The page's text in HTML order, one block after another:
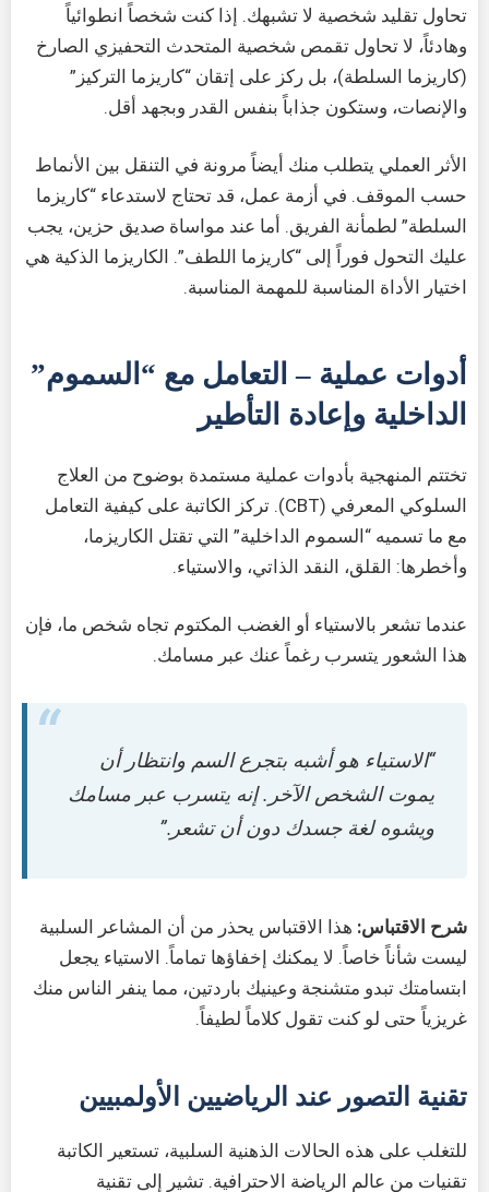
تحاول تقليد شخصية لا تشبهك. إذا كنت شخصاً انطوائياً
وهادئاً، لا تحاول تقمص شخصية المتحدث التحفيزي الصارخ
(كاريزما السلطة)، بل ركز على إتقان “كاريزما التركيز”
والإنصات، وستكون جذاباً بنفس القدر وبجهد أقل.
الأثر العملي يتطلب منك أيضاً مرونة في التنقل بين الأنماط
حسب الموقف. في أزمة عمل، قد تحتاج لاستدعاء “كاريزما
السلطة” لطمأنة الفريق. أما عند مواساة صديق حزين، يجب
عليك التحول فوراً إلى “كاريزما اللطف”. الكاريزما الذكية هي
اختيار الأداة المناسبة للمهمة المناسبة.
أدوات عملية – التعامل مع “السموم”
الداخلية وإعادة التأطير
تختتم المنهجية بأدوات عملية مستمدة بوضوح من العلاج
السلوكي المعرفي (CBT). تركز الكاتبة على كيفية التعامل
مع ما تسميه “السموم الداخلية” التي تقتل الكاريزما،
وأخطرها: القلق، النقد الذاتي، والاستياء.
عندما تشعر بالاستياء أو الغضب المكتوم تجاه شخص ما، فإن
هذا الشعور يتسرب رغماً عنك عبر مسامك.
“الاستياء هو أشبه بتجرع السم وانتظار أن
يموت الشخص الآخر. إنه يتسرب عبر مسامك
ويشوه لغة جسدك دون أن تشعر.”
شرح الاقتباس: هذا الاقتباس يحذر من أن المشاعر السلبية
ليست شأناً خاصاً. لا يمكنك إخفاؤها تماماً. الاستياء يجعل
ابتسامتك تبدو متشنجة وعينيك باردتين، مما ينفر الناس منك
غريزياً حتى لو كنت تقول كلاماً لطيفاً.
تقنية التصور عند الرياضيين الأولمبيين
للتغلب على هذه الحالات الذهنية السلبية، تستعير الكاتبة
تقنيات من عالم الرياضة الاحترافية. تشير إلى تقنية